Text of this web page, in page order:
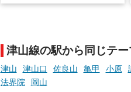
います。
現地取材記事もあわせて紹介し
ていますので、気になる施設は
ぜひチェックして次のおでかけ
津山線の駅から同じテ
津山 津山口 佐良山 亀甲 小原
法界院
岡山